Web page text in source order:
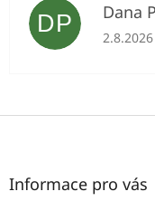
DP Dana
2.8.2026
Z
Informace pro vás